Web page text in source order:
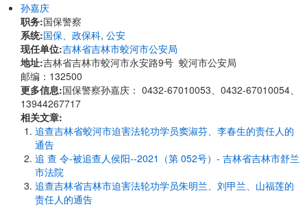
孙嘉庆
职务:国保警察
系统:国保、政保科, 公安
现任单位:吉林省吉林市蛟河市公安局
地址:吉林省吉林市蛟河市永安路9号 蛟河市公安局
邮编：132500
更多信息:国保警察孙嘉庆： 0432-67010053、0432-67010054、
13944267717
相关文章:
追查吉林省蛟河市迫害法轮功学员窦淑芬、李春生的责任人的
通告
追 查 令-被追查人侯阳--2021（第 052号）- 吉林省吉林市舒兰
市法院
追查吉林省吉林市迫害法轮功学员朱明兰、刘甲兰、山福莲的
责任人的通告